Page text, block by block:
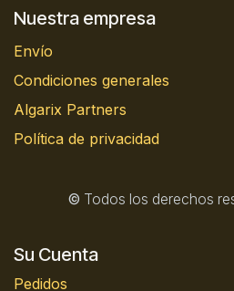
Nuestra empresa
Envío
Condiciones generales
Algarix Partners
Política de privacidad
© Todos los derechos
Su Cuenta
Pedidos